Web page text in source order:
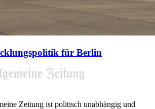
für Berlin
Zeitung ist politisch unabhängig und